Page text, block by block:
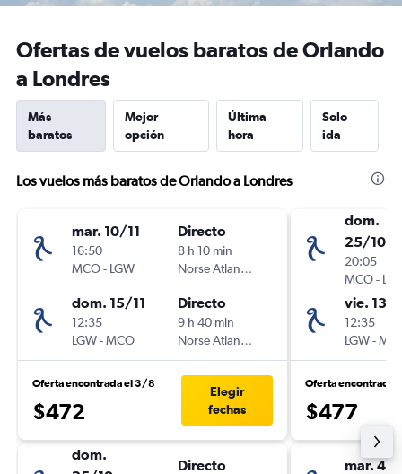
Ofertas de vuelos baratos de Orlando
a Londres
Más
baratos
Mejor
opción
Última
hora
Solo
ida
Los vuelos más baratos de Orlando a Londres
mar. 10/11
16:50
MCO- LGW
Directo
8 h 10 min
Norse Atlantic UK
dom. 15/11
12:35
LGW-MCO
Directo
9 h 40 min
Norse Atlantic UK
Oferta encontrada el 3/8
$472
Elegir
fechas
dom.
Directo
dom.
25/10
20:05
MCO-
vie. 13/
12:35
LGW-
Oferta encontrada
$477
mar. 4/8